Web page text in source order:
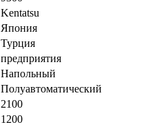
Kentatsu
Япония
Турция
предприятия
Напольный
Полуавтоматический
2100
1200